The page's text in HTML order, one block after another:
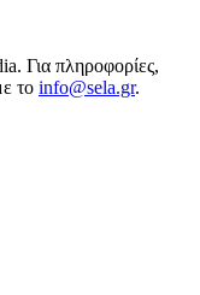
Για πληροφορίες,
το info@sela.gr.